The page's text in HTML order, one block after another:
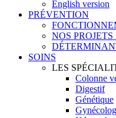
English version
PRÉVENTION
NOS
SOINS
LES
Colonne
Digestif
Génétique